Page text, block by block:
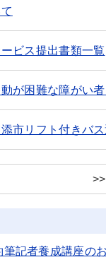
ビス提出書類一覧
が困難な障がい
添市リフト付きバ
記者養成講座の